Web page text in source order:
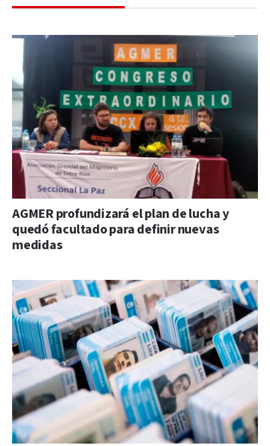
AGMER profundizará el plan de lucha y
quedó facultado para definir nuevas
medidas